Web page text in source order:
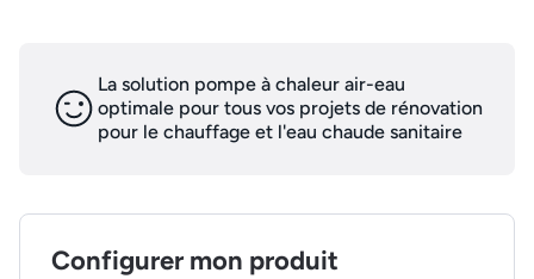
La solution pompe à chaleur air-eau
optimale pour tous vos projets de rénovation
pour le chauffage et l'eau chaude sanitaire
Configurer mon produit